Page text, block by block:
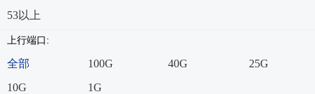
53以上
上行端口:
全部 100G 40G
25G
10G
1G